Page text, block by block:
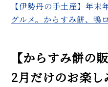
【伊勢丹の手土産】年末
グルメ。からすみ餅、鴨
【からすみ餅の
2月だけのお楽